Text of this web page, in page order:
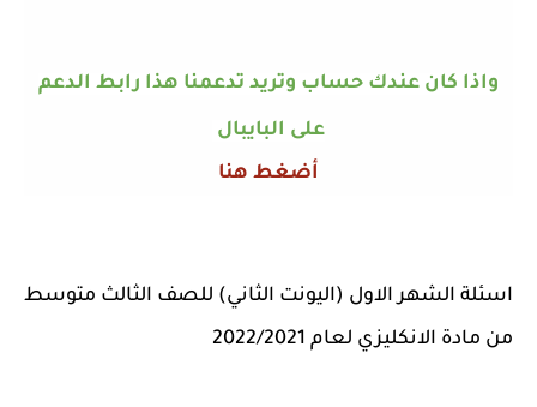
واذا كان عندك حساب وتريد تدعمنا هذا رابط الدعم
على البايبال
أضغط هنا
اسئلة الشهر الاول (اليونت الثاني) للصف الثالث متوسط
من مادة الانكليزي لعام 2022/2021